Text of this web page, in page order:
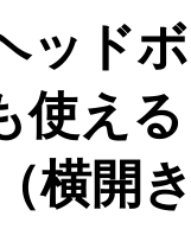
ッド
使え
横開